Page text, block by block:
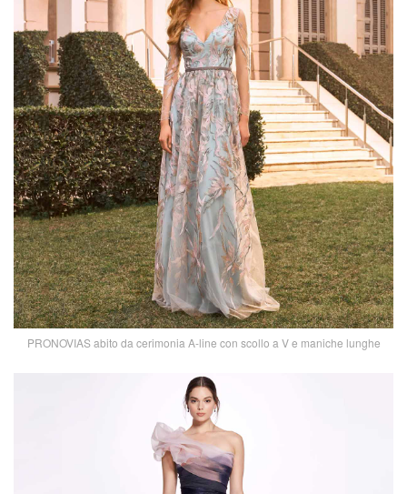
PRONOVIAS abito da cerimonia A-line con scollo a V e maniche lunghe